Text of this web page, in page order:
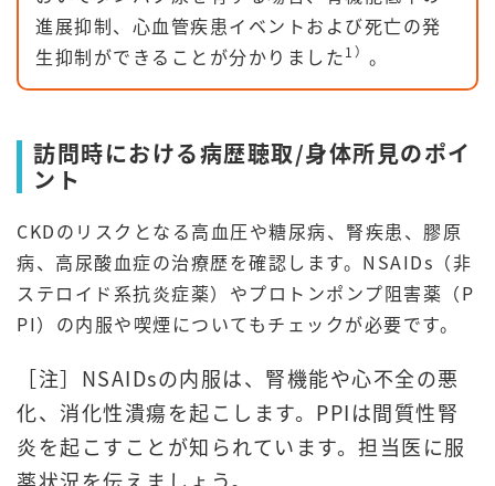
進展抑制、心血管疾患イベントおよび死亡の発
生抑制ができることが分かりました1） 。
訪問時における病歴聴取/身体所見のポイ
ント
CKDのリスクとなる高血圧や糖尿病、腎疾患、膠原
病、高尿酸血症の治療歴を確認します。NSAIDs（非
ステロイド系抗炎症薬）やプロトンポンプ阻害薬（P
PI）の内服や喫煙についてもチェックが必要です。
［注］NSAIDsの内服は、腎機能や心不全の悪
化、消化性潰瘍を起こします。PPIは間質性腎
炎を起こすことが知られています。担当医に服